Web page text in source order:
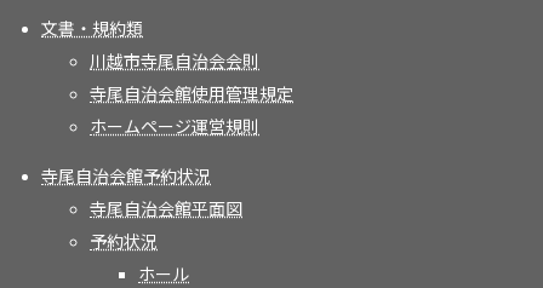
文書・規約類
川越市寺尾自治会会則
寺尾自治会館使用管理規定
ホームページ運営規則
寺尾自治会館予約状況
寺尾自治会館平面図
予約状況
ホール